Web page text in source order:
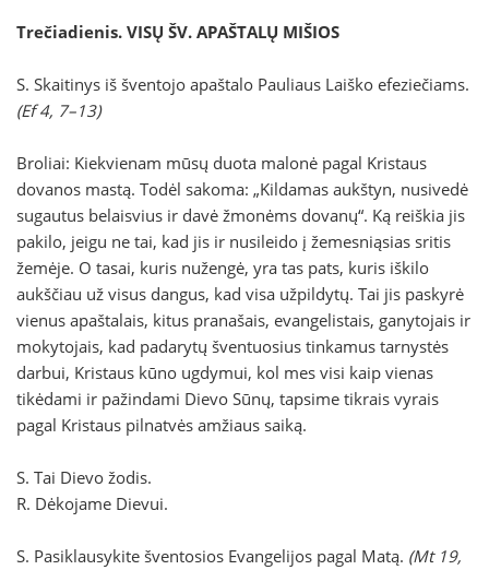
Trečiadienis. VISŲ ŠV. APAŠTALŲ MIŠIOS
S. Skaitinys iš šventojo apaštalo Pauliaus Laiško efeziečiams.
(Ef 4, 7–13)
Broliai: Kiekvienam mūsų duota malonė pagal Kristaus
dovanos mastą. Todėl sakoma: „Kildamas aukštyn, nusivedė
sugautus belaisvius ir davė žmonėms dovanų“. Ką reiškia jis
pakilo, jeigu ne tai, kad jis ir nusileido į žemesniąsias sritis
žemėje. O tasai, kuris nužengė, yra tas pats, kuris iškilo
aukščiau už visus dangus, kad visa užpildytų. Tai jis paskyrė
vienus apaštalais, kitus pranašais, evangelistais, ganytojais ir
mokytojais, kad padarytų šventuosius tinkamus tarnystės
darbui, Kristaus kūno ugdymui, kol mes visi kaip vienas
tikėdami ir pažindami Dievo Sūnų, tapsime tikrais vyrais
pagal Kristaus pilnatvės amžiaus saiką.
S. Tai Dievo žodis.
R. Dėkojame Dievui.
S. Pasiklausykite šventosios Evangelijos pagal Matą. (Mt 19,